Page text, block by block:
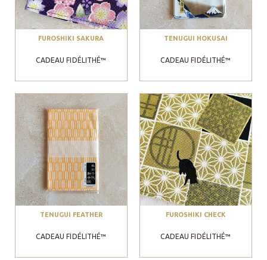
FUROSHIKI SAKURA
CADEAU FIDÉLITHÉ™
TENUGUI HOKUSAI
CADEAU FIDÉLITHÉ™
TENUGUI FEATHER
CADEAU FIDÉLITHÉ™
FUROSHIKI CHECK
CADEAU FIDÉLITHÉ™